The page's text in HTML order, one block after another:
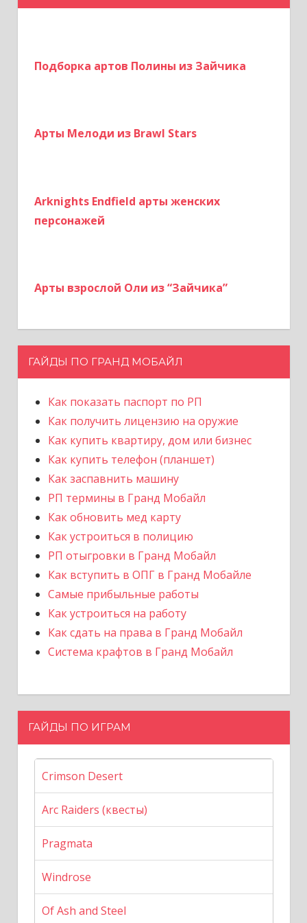
Подборка артов Полины из Зайчика
Арты Мелоди из Brawl Stars
Arknights Endfield арты женских
персонажей
Арты взрослой Оли из “Зайчика”
ГАЙДЫ ПО ГРАНД МОБАЙЛ
Как показать паспорт по РП
Как получить лицензию на оружие
Как купить квартиру, дом или бизнес
Как купить телефон (планшет)
Как заспавнить машину
РП термины в Гранд Мобайл
Как обновить мед карту
Как устроиться в полицию
РП отыгровки в Гранд Мобайл
Как вступить в ОПГ в Гранд Мобайле
Самые прибыльные работы
Как устроиться на работу
Как сдать на права в Гранд Мобайл
Система крафтов в Гранд Мобайл
ГАЙДЫ ПО ИГРАМ
Crimson Desert
Arc Raiders (квесты)
Pragmata
Windrose
Of Ash and Steel